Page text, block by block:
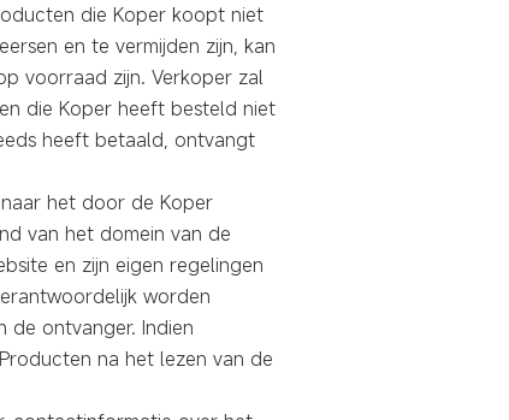
die Koper koopt niet
en te vermijden zijn, kan
voorraad zijn. Verkoper zal
die Koper heeft besteld niet
heeft betaald, ontvangt
het door de Koper
van het domein van de
en zijn eigen regelingen
worden
ontvanger. Indien
na het lezen van de